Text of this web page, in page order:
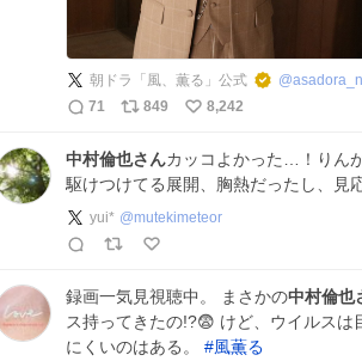
朝ドラ「風、薫る」公式 @
71
849 8,242
中村倫也さんカッコよかった…！りん
駆けつけてる展開、胸熱だったし、見
yui* @mutekimeteor
録画一気見視聴中。 まさかの中村倫也
ス持ってきたの!?😨 けど、ウイルス
にくいのはある。 #風薫る